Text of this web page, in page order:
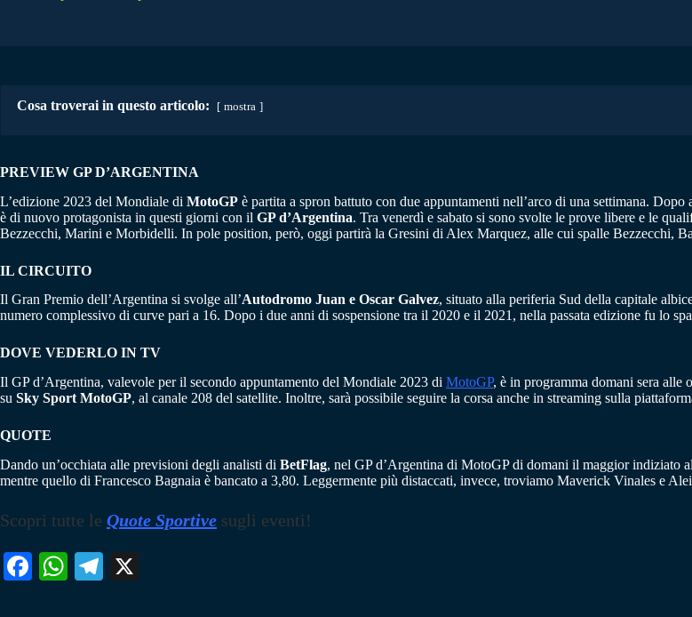
Cosa troverai in questo articolo: mostra
PREVIEW GP D’ARGENTINA
L’edizione 2023 del Mondiale di MotoGP è partita a spron battuto con due appuntamenti nell’arco di una settimana.
è di nuovo protagonista in questi giorni con il GP d’Argentina. Tra venerdì e sabato si sono svolte le prove libere e le
Bezzecchi, Marini e Morbidelli. In pole position, però, oggi partirà la Gresini di Alex Marquez, alle cui spalle Bezzecchi,
IL CIRCUITO
Il Gran Premio dell’Argentina si svolge all’Autodromo Juan e Oscar Galvez, situato alla periferia Sud della capitale
numero complessivo di curve pari a 16. Dopo i due anni di sospensione tra il 2020 e il 2021, nella passata edizione fu lo
DOVE VEDERLO IN TV
Il GP d’Argentina, valevole per il secondo appuntamento del Mondiale 2023 di MotoGP, è in programma domani sera alle
su Sky Sport MotoGP, al canale 208 del satellite. Inoltre, sarà possibile seguire la corsa anche in streaming sulla
QUOTE
Dando un’occhiata alle previsioni degli analisti di BetFlag, nel GP d’Argentina di MotoGP di domani il maggior indiziato
mentre quello di Francesco Bagnaia è bancato a 3,80. Leggermente più distaccati, invece, troviamo Maverick Vinales e
Scopri tutte le Quote Sportive sugli eventi!
Fa W
Te